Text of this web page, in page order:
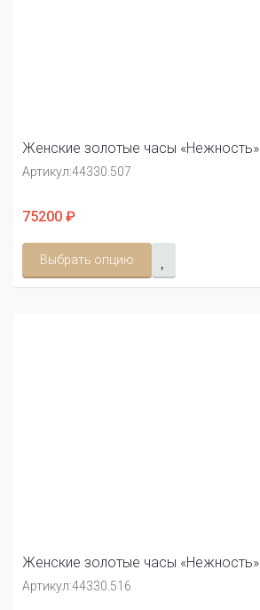
Женские золотые часы «Нежность»
Артикул:44330.507
75200 ₽
Выбрать опцию
Женские золотые часы «Нежность»
Артикул:44330.516